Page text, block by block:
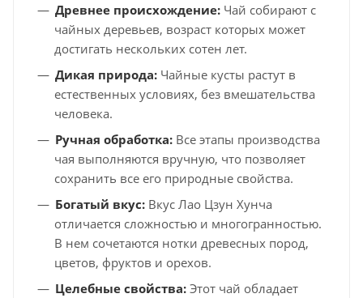
Древнее происхождение: Чай собирают с
чайных деревьев, возраст которых может
достигать нескольких сотен лет.
Дикая природа: Чайные кусты растут в
естественных условиях, без вмешательства
человека.
Ручная обработка: Все этапы производства
чая выполняются вручную, что позволяет
сохранить все его природные свойства.
Богатый вкус: Вкус Лао Цзун Хунча
отличается сложностью и многогранностью.
В нем сочетаются нотки древесных пород,
цветов, фруктов и орехов.
Целебные свойства: Этот чай обладает